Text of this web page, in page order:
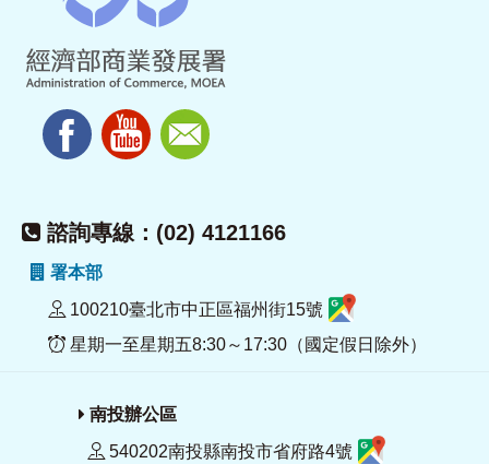
諮詢專線：(02) 4121166
署本部
100210臺北市中正區福州街15號
星期一至星期五8:30～17:30（國定假日除外）
南投辦公區
540202南投縣南投市省府路4號